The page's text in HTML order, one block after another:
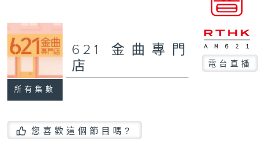
所有集數
621 金曲專門
店
電台直播
您喜歡這個節目嗎?